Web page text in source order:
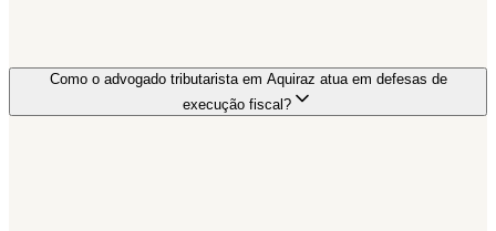
Como o advogado tributarista em Aquiraz atua em defesas de
execução fiscal?